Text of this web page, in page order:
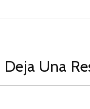
Deja Una